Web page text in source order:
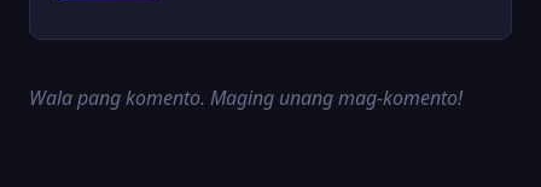
Wala pang komento. Maging unang mag-komento!